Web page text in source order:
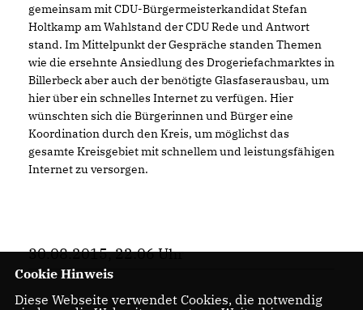
gemeinsam mit CDU-Bürgermeisterkandidat Stefan
Holtkamp am Wahlstand der CDU Rede und Antwort
stand. Im Mittelpunkt der Gespräche standen Themen
wie die ersehnte Ansiedlung des Drogeriefachmarktes in
Billerbeck aber auch der benötigte Glasfaserausbau, um
hier über ein schnelles Internet zu verfügen. Hier
wünschten sich die Bürgerinnen und Bürger eine
Koordination durch den Kreis, um möglichst das
gesamte Kreisgebiet mit schnellem und leistungsfähigen
Internet zu versorgen.
30.08.2015, 22:06 Uhr
Cookie Hinweis
Diese Webseite verwendet Cookies, die notwendig